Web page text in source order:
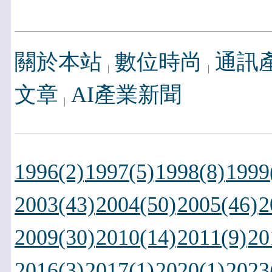
關於本站 數位時尚
通訊
文章 AI產業新聞
1996(2)1997(5)1998(8)
2003(43)2004(50)2005(46)
2009(30)2010(14)2011(9)